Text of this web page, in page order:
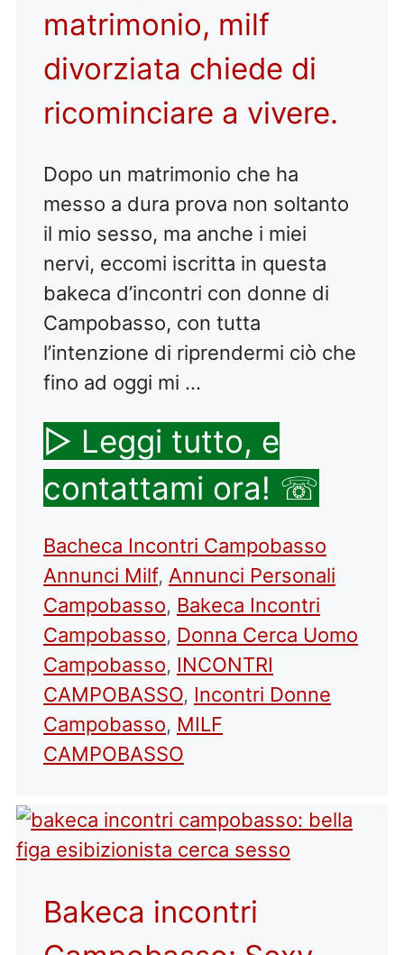
matrimonio, milf
divorziata chiede di
ricominciare a vivere.
Dopo un matrimonio che ha
messo a dura prova non soltanto
il mio sesso, ma anche i miei
nervi, eccomi iscritta in questa
bakeca d’incontri con donne di
Campobasso, con tutta
l’intenzione di riprendermi ciò che
fino ad oggi mi …
▷ Leggi tutto, e
contattami ora! ☏
Categorie
Bacheca Incontri Campobasso
Annunci Milf, Annunci Personali
Campobasso, Bakeca Incontri
Campobasso, Donna Cerca Uomo
Campobasso, INCONTRI
CAMPOBASSO, Incontri Donne
Campobasso, MILF
CAMPOBASSO
Bakeca incontri